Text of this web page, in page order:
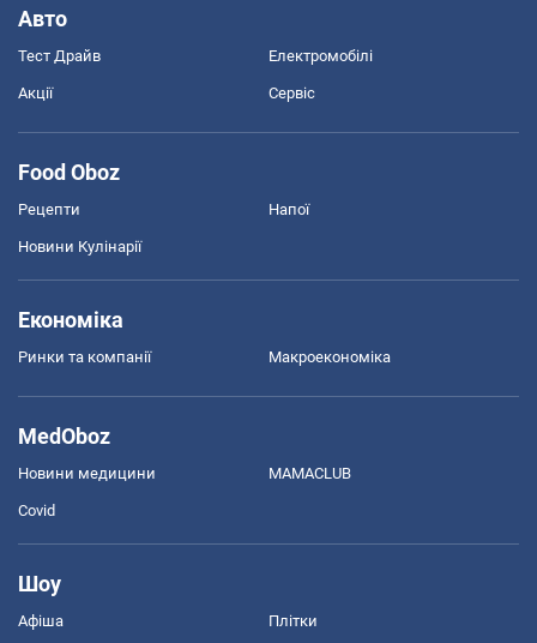
Авто
Тест Драйв Електромобілі
Акції Сервіс
Food Oboz
Рецепти Напої
Новини Кулінарії
Економіка
Ринки та компанії Макроекономіка
MedOboz
Новини медицини MAMACLUB
Covid
Шоу
Афіша Плітки